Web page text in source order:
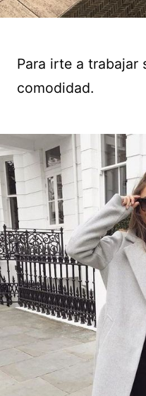
Para irte a trabajar
comodidad.